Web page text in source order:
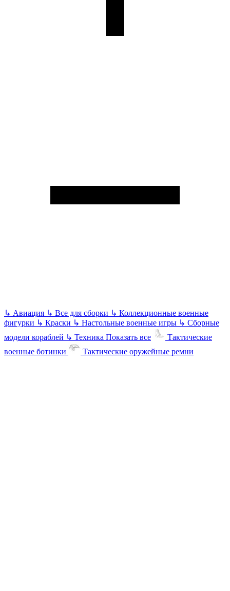
↳ Авиация ↳ Все для сборки ↳ Коллекционные военные
фигурки ↳ Краски ↳ Настольные военные игры ↳ Сборные
модели кораблей ↳ Техника Показать все
Тактические
военные ботинки
Тактические оружейные ремни